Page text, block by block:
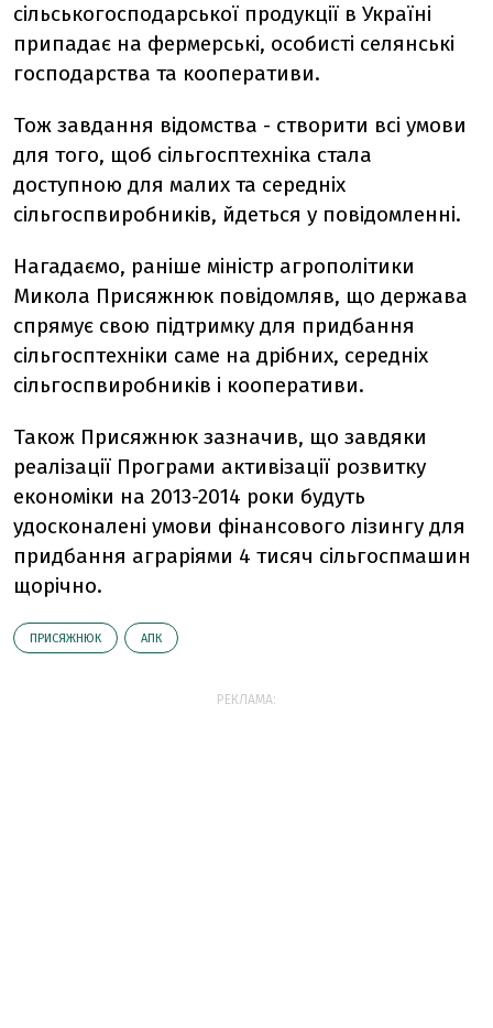
сільськогосподарської продукції в Україні
припадає на фермерські, особисті селянські
господарства та кооперативи.
Тож завдання відомства - створити всі умови
для того, щоб сільгосптехніка стала
доступною для малих та середніх
сільгоспвиробників, йдеться у повідомленні.
Нагадаємо, раніше міністр агрополітики
Микола Присяжнюк повідомляв, що держава
спрямує свою підтримку для придбання
сільгосптехніки саме на дрібних, середніх
сільгоспвиробників і кооперативи.
Також Присяжнюк зазначив, що завдяки
реалізації Програми активізації розвитку
економіки на 2013-2014 роки будуть
удосконалені умови фінансового лізингу для
придбання аграріями 4 тисяч сільгоспмашин
щорічно.
ПРИСЯЖНЮК АПК
РЕКЛАМА: